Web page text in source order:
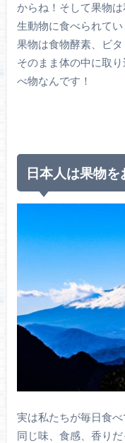
からね！そして果物
生動物に食べられて
果物は食物酵素、ビタ
そのまま体の中に取
べ物なんです！
日本人は果物
実は私たちが毎日食
同じ味、食感、香り